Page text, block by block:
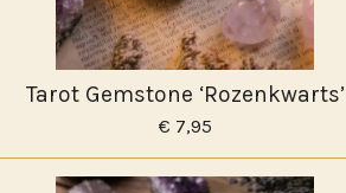
Tarot Gemstone ‘Rozenkwarts’
€ 7,95